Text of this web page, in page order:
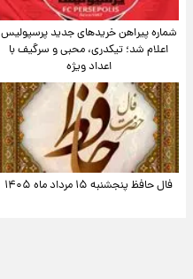
شماره پیراهن خریدهای جدید پرسپولیس
اعلام شد؛ تیکدری، محبی و سرگیف با
اعداد ویژه
فال حافظ پنجشنبه ۱۵ مرداد ماه ۱۴۰۵